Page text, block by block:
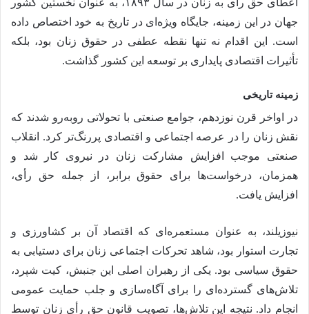
اعطای حق رأی به زنان در سال ۱۸۹۳، به عنوان نخستین کشور
جهان در این زمینه، جایگاه ویژه‌ای در تاریخ به خود اختصاص داده
است. این اقدام نه تنها نقطه عطفی در حقوق زنان بود، بلکه
تأثیرات اقتصادی پایداری بر توسعه این کشور گذاشت.
زمینه تاریخی
در اواخر قرن نوزدهم، جوامع صنعتی با تحولاتی روبه‌رو شدند که
نقش زنان را در عرصه اجتماعی و اقتصادی پررنگ‌تر کرد. انقلاب
صنعتی موجب افزایش مشارکت زنان در نیروی کار شد و
همزمان، درخواست‌ها برای حقوق برابر، از جمله حق رأی،
افزایش یافت.
نیوزیلند، به عنوان مستعمره‌ای که اقتصاد آن بر کشاورزی و
تجارت استوار بود، شاهد تحرکات اجتماعی زنان برای دستیابی به
حقوق سیاسی بود. یکی از رهبران اصلی این جنبش، کیت شپرد،
تلاش‌های گسترده‌ای را برای آگاه‌سازی و جلب حمایت عمومی
انجام داد. نتیجه این تلاش‌ها، تصویب قانون حق رأی زنان توسط